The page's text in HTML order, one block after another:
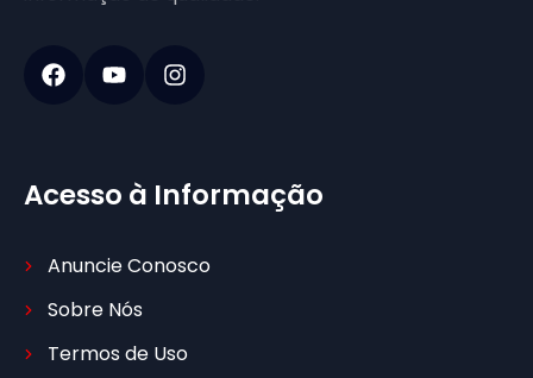
Acesso à Informação
Anuncie Conosco
Sobre Nós
Termos de Uso